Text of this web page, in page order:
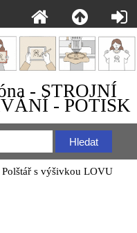
- STROJNÍ
- POTISK
s výšivkou LOVU